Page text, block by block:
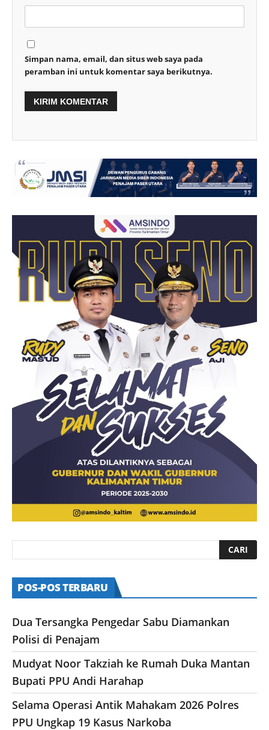
Simpan nama, email, dan situs web saya pada
peramban ini untuk komentar saya berikutnya.
POS-POS TERBARU
Dua Tersangka Pengedar Sabu Diamankan
Polisi di Penajam
Mudyat Noor Takziah ke Rumah Duka Mantan
Bupati PPU Andi Harahap
Selama Operasi Antik Mahakam 2026 Polres
PPU Ungkap 19 Kasus Narkoba